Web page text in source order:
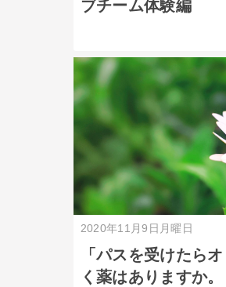
ブチーム体験編
2020年11月9日月曜日
「パスを受けたら
く薬はありますか。